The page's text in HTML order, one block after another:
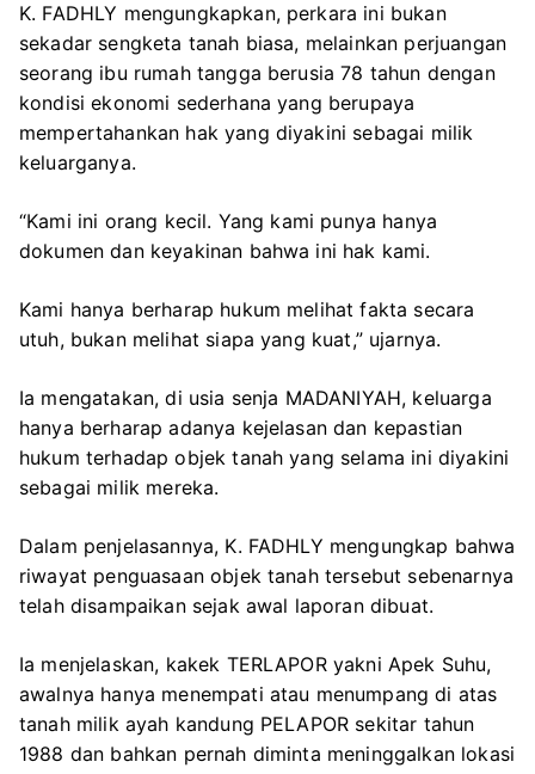
K. FADHLY mengungkapkan, perkara ini bukan
sekadar sengketa tanah biasa, melainkan perjuangan
seorang ibu rumah tangga berusia 78 tahun dengan
kondisi ekonomi sederhana yang berupaya
mempertahankan hak yang diyakini sebagai milik
keluarganya.
“Kami ini orang kecil. Yang kami punya hanya
dokumen dan keyakinan bahwa ini hak kami.
Kami hanya berharap hukum melihat fakta secara
utuh, bukan melihat siapa yang kuat,” ujarnya.
Ia mengatakan, di usia senja MADANIYAH, keluarga
hanya berharap adanya kejelasan dan kepastian
hukum terhadap objek tanah yang selama ini diyakini
sebagai milik mereka.
Dalam penjelasannya, K. FADHLY mengungkap bahwa
riwayat penguasaan objek tanah tersebut sebenarnya
telah disampaikan sejak awal laporan dibuat.
Ia menjelaskan, kakek TERLAPOR yakni Apek Suhu,
awalnya hanya menempati atau menumpang di atas
tanah milik ayah kandung PELAPOR sekitar tahun
1988 dan bahkan pernah diminta meninggalkan lokasi